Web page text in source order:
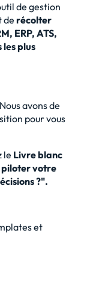
de gestion
derécolter
ERP, ATS,
les plus
avons de
pour vous
le Livre blanc
piloter votre
?".
et